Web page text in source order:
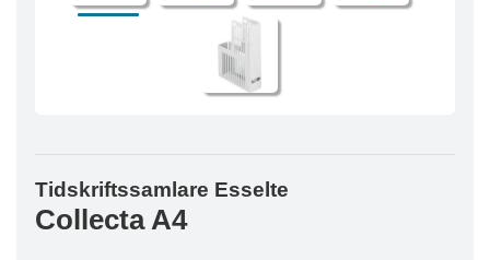
Tidskriftssamlare Esselte
Collecta A4